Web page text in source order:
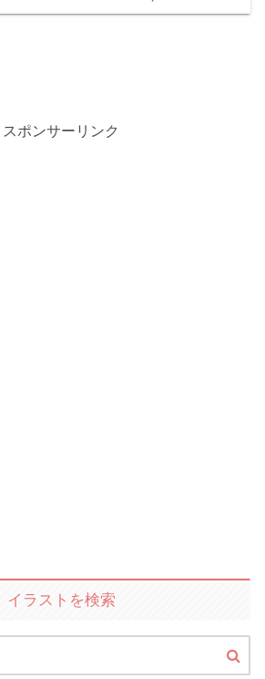
スポンサーリンク
イラストを検索